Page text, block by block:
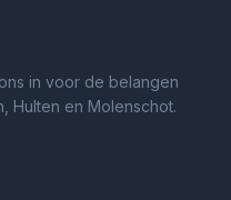
in voor de belangen
Hulten en Molenschot.